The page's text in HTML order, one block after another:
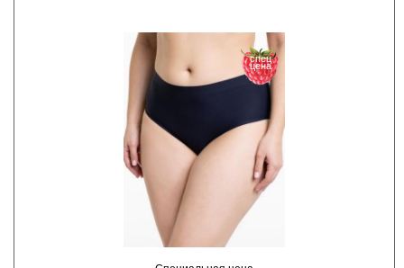
во время носки. Передняя
деталь декорирована
кружевом с цветочным
рисунком. Гигиеничная
хлопковая ластовица
позволяет избежать трения
и раздражения кожи.
Удобная и комфортная
модель для повседневного
белья.
Хлопок 83%
Нейлон 12%
Эластан 5%
спец
цена